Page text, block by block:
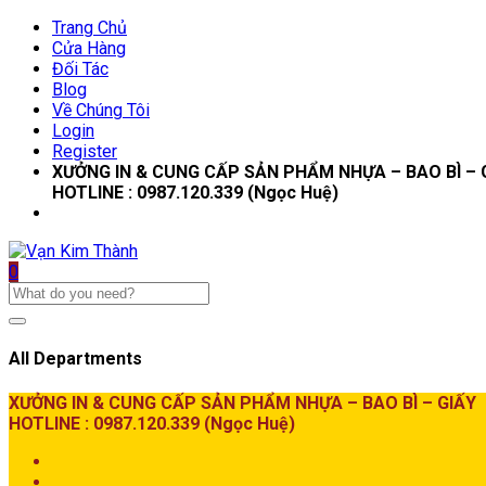
Trang Chủ
Cửa Hàng
Đối Tác
Blog
Về Chúng Tôi
Login
Register
XƯỞNG IN & CUNG CẤP SẢN PHẨM NHỰA – BAO BÌ –
HOTLINE : 0987.120.339 (Ngọc Huệ)
0
All Departments
XƯỞNG IN & CUNG CẤP SẢN PHẨM NHỰA – BAO BÌ – GIẤY
HOTLINE : 0987.120.339 (Ngọc Huệ)